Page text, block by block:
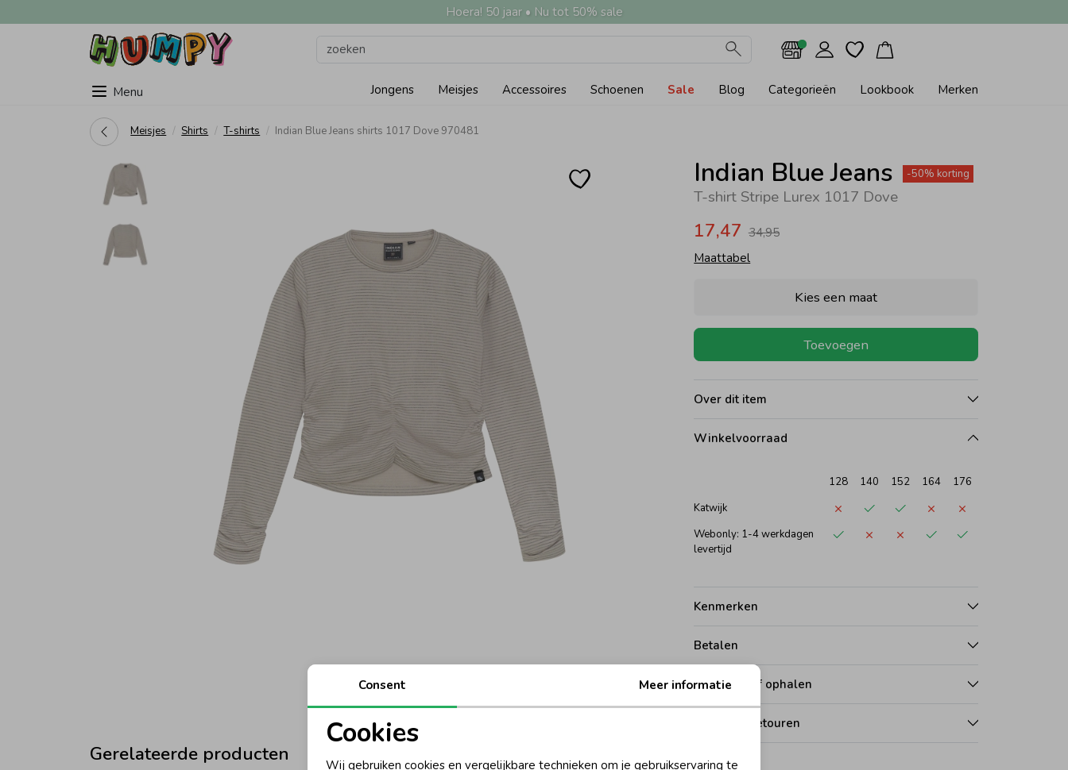
Hoera! 50 jaar • Nu tot 50% sale
Menu Jongens Meisjes Accessoires Schoenen Sale Blog Categorieën Lookbook Merken
Meisjes Shirts T-shirts Indian Blue Jeans shirts 1017 Dove 970481
Indian Blue Jeans
T-shirt Stripe Lurex 1017 Dove
-50% korting
17,47 34,95
Maattabel
Kies een maat
Toevoegen
Over dit item
Winkelvoorraad
128 140 152 164
176
Katwijk
Webonly: 1-4 werkdagen
levertijd
Kenmerken
Betalen
Bezorgen of ophalen
Ruilen en retouren
Gerelateerde producten Noodzakelijke cookies
Consent Meer informatie
Cookies
Wij gebruiken cookies en vergelijkbare technieken om je gebruikservaring te